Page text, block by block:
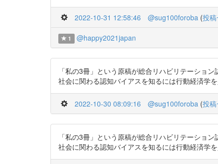
2022-10-31 12:58:46 @sug100foroba (投
1 @happy2021japan
「私の3冊」という原稿が総合リハビリテーショ
社会に関わる認知バイアスを知るには行動経済学
2022-10-30 08:09:16 @sug100foroba (投
「私の3冊」という原稿が総合リハビリテーショ
社会に関わる認知バイアスを知るには行動経済学